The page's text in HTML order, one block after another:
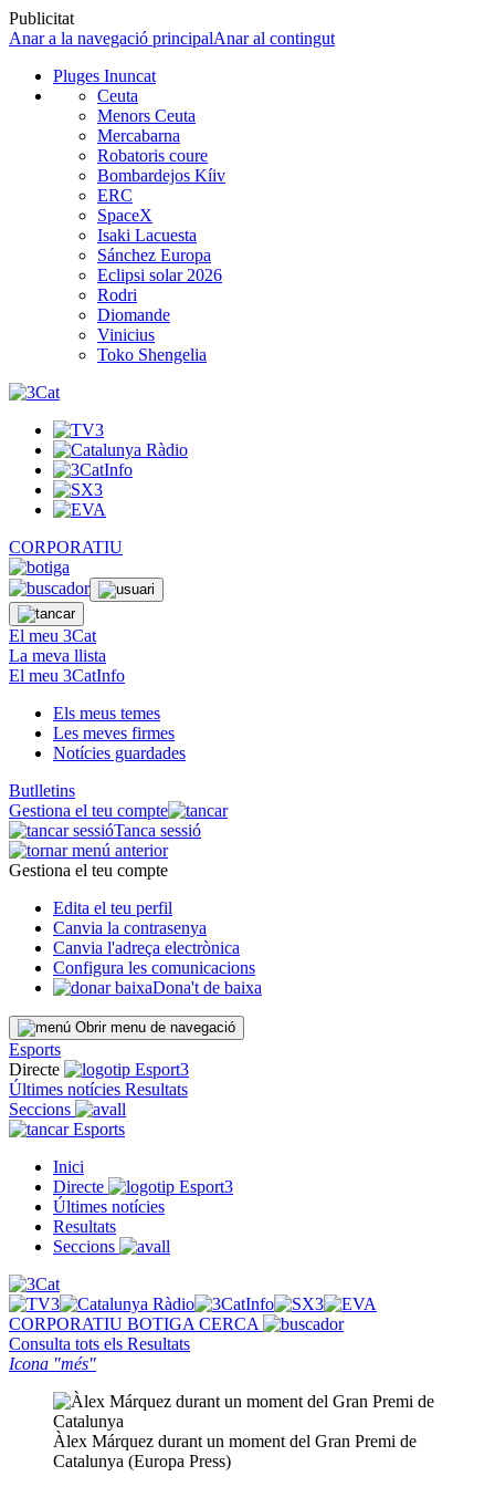
Publicitat
Anar a la navegació principalAnar al contingut
Pluges Inuncat
Ceuta
Menors Ceuta
Mercabarna
Robatoris coure
Bombardejos Kíiv
ERC
SpaceX
Isaki Lacuesta
Sánchez Europa
Eclipsi solar 2026
Rodri
Diomande
Vinicius
Toko Shengelia
CORPORATIU
El meu 3Cat
La meva llista
El meu 3CatInfo
Els meus temes
Les meves firmes
Notícies guardades
Butlletins
Gestiona el teu compte
Tanca sessió
Gestiona el teu compte
Edita el teu perfil
Canvia la contrasenya
Canvia l'adreça electrònica
Configura les comunicacions
Dona't de baixa
Obrir menu de navegació
Esports
Directe
Últimes notícies Resultats
Seccions
Esports
Inici
Directe
Últimes notícies
Resultats
Seccions
CORPORATIU BOTIGA CERCA
Consulta tots els Resultats
Icona "més"
Àlex Márquez durant un moment del Gran Premi de
Catalunya (Europa Press)